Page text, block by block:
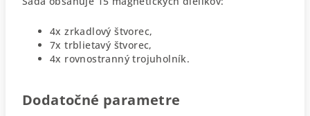
4x zrkadlový štvorec,
7x trblietavý štvorec,
4x rovnostranný trojuholník.
Dodatočné parametre